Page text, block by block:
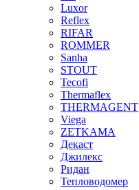
Luxor
Reflex
RIFAR
ROMMER
Sanha
STOUT
Tecofi
Thermaflex
THERMAGENT
Viega
ZETKAMA
Декаст
Джилекс
Ридан
Тепловодомер